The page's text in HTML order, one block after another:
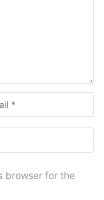
browser for the